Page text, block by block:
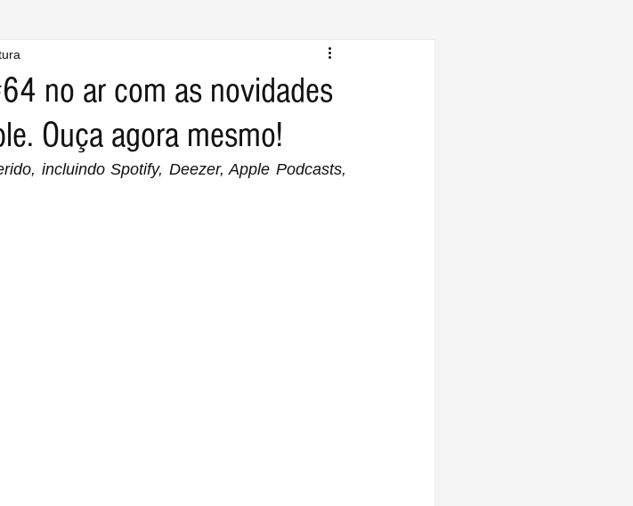
no ar com as novidades
Ouça agora mesmo!
incluindo Spotify, Deezer, Apple Podcasts,